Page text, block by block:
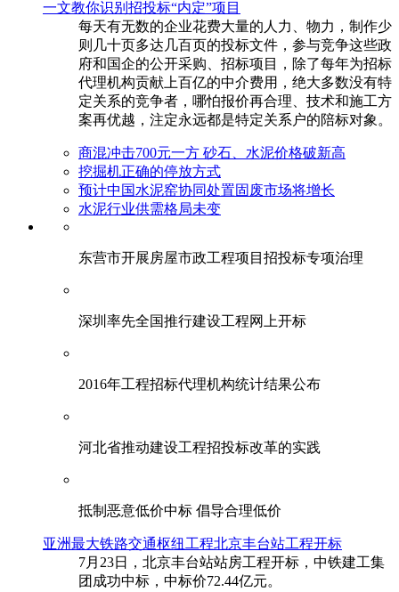
一文教你识别招投标“内定”项目
每天有无数的企业花费大量的人力、物力，制作少
则几十页多达几百页的投标文件，参与竞争这些政
府和国企的公开采购、招标项目，除了每年为招标
代理机构贡献上百亿的中介费用，绝大多数没有特
定关系的竞争者，哪怕报价再合理、技术和施工方
案再优越，注定永远都是特定关系户的陪标对象。
商混冲击700元一方 砂石、水泥价格破新高
挖掘机正确的停放方式
预计中国水泥窑协同处置固废市场将增长
水泥行业供需格局未变
东营市开展房屋市政工程项目招投标专项治理
深圳率先全国推行建设工程网上开标
2016年工程招标代理机构统计结果公布
河北省推动建设工程招投标改革的实践
抵制恶意低价中标 倡导合理低价
亚洲最大铁路交通枢纽工程北京丰台站工程开标
7月23日，北京丰台站站房工程开标，中铁建工集
团成功中标，中标价72.44亿元。